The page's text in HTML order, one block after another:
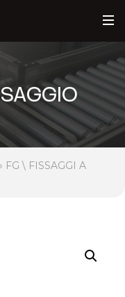
FG \ FISSAGGI A